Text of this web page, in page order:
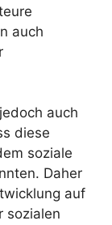
auch
auch
diese
soziale
Daher
auf
sozialen